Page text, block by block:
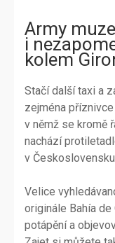
Army
i
kolem
Stačí další taxi a
zejména
v němž se kromě
nachází
v
Velice
originále Bahía
potápění a